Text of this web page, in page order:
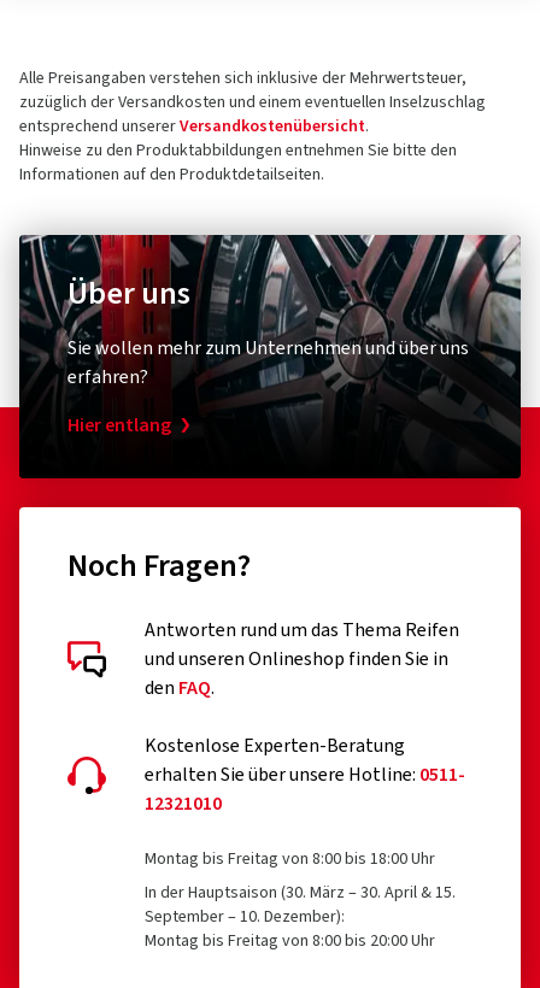
Alle Preisangaben verstehen sich inklusive der Mehrwertsteuer,
zuzüglich der Versandkosten und einem eventuellen Inselzuschlag
entsprechend unsererVersandkostenübersicht.
Hinweise zu den Produktabbildungen entnehmen Sie bitte den
Informationen auf den Produktdetailseiten.
Über uns
Sie wollen mehr zum Unternehmen und über uns
erfahren?
Hier entlang
Noch Fragen?
Antworten rund um das Thema Reifen
und unseren Onlineshop finden Sie in
den FAQ.
Kostenlose Experten-Beratung
erhalten Sie über unsere Hotline: 0511-
12321010
Montag bis Freitag von 8:00 bis 18:00 Uhr
In der Hauptsaison (30. März – 30. April & 15.
September – 10. Dezember):
Montag bis Freitag von 8:00 bis 20:00 Uhr